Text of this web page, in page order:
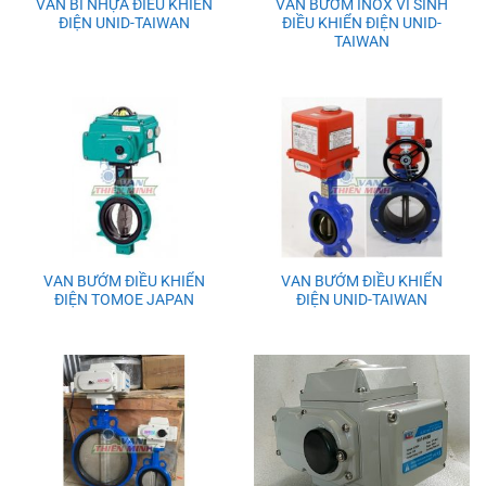
VAN BI NHỰA ĐIÊU KHIỂN
ĐIỆN UNID-TAIWAN
VAN BƯỚM INOX VI SINH
ĐIỀU KHIỂN ĐIỆN UNID-
TAIWAN
VAN BƯỚM ĐIỀU KHIỂN
ĐIỆN TOMOE JAPAN
VAN BƯỚM ĐIỀU KHIỂN
ĐIỆN UNID-TAIWAN